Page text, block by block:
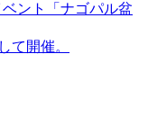
ント「ナゴパル盆
て開催。